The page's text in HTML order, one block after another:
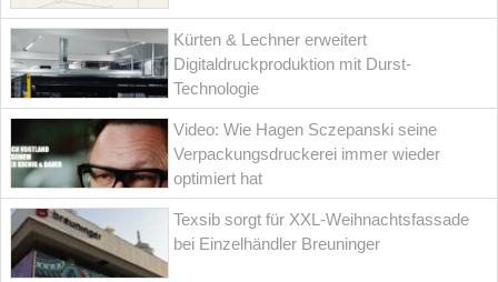
Kürten & Lechner erweitert
Digitaldruckproduktion mit Durst-
Technologie
Video: Wie Hagen Sczepanski seine
Verpackungsdruckerei immer wieder
optimiert hat
Texsib sorgt für XXL-Weihnachtsfassade
bei Einzelhändler Breuninger